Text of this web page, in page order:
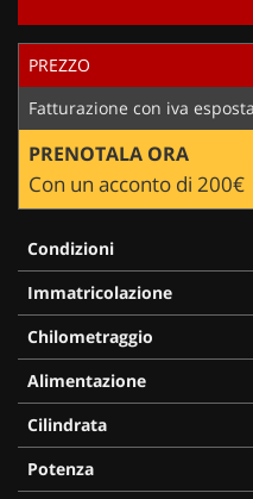
PREZZO
Fatturazione con iva esposta
PRENOTALA ORA
Con un acconto di 200€
Condizioni
Immatricolazione
Chilometraggio
Alimentazione
Cilindrata
Potenza